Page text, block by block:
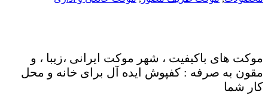
موکت های باکیفیت ، شهر موکت ایرانی ،زیبا ، و
مقون به صرفه : کفپوش ایده آل برای خانه و محل
کار شما